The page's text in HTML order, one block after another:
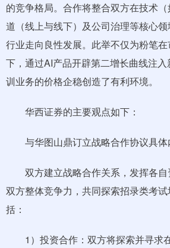
的竞争格局。合作将整合双方在技术
道（线上与线下）及公司治理等核心
行业走向良性发展。此举不仅为粉笔
下，通过AI产品开辟第二增长曲线注
训业务的价格企稳创造了有利环境。
华西证券的主要观点如下：
与华图山鼎订立战略合作协议具体
双方建立战略合作关系，发挥各自
双方整体竞争力，共同探索招录类考
括：
1）投资合作：双方将探索并寻求